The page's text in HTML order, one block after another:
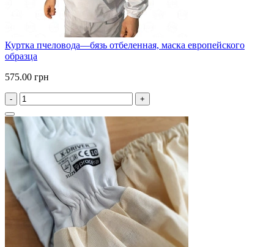
Куртка пчеловода—бязь отбеленная, маска европейского
образца
575.00 грн
- +